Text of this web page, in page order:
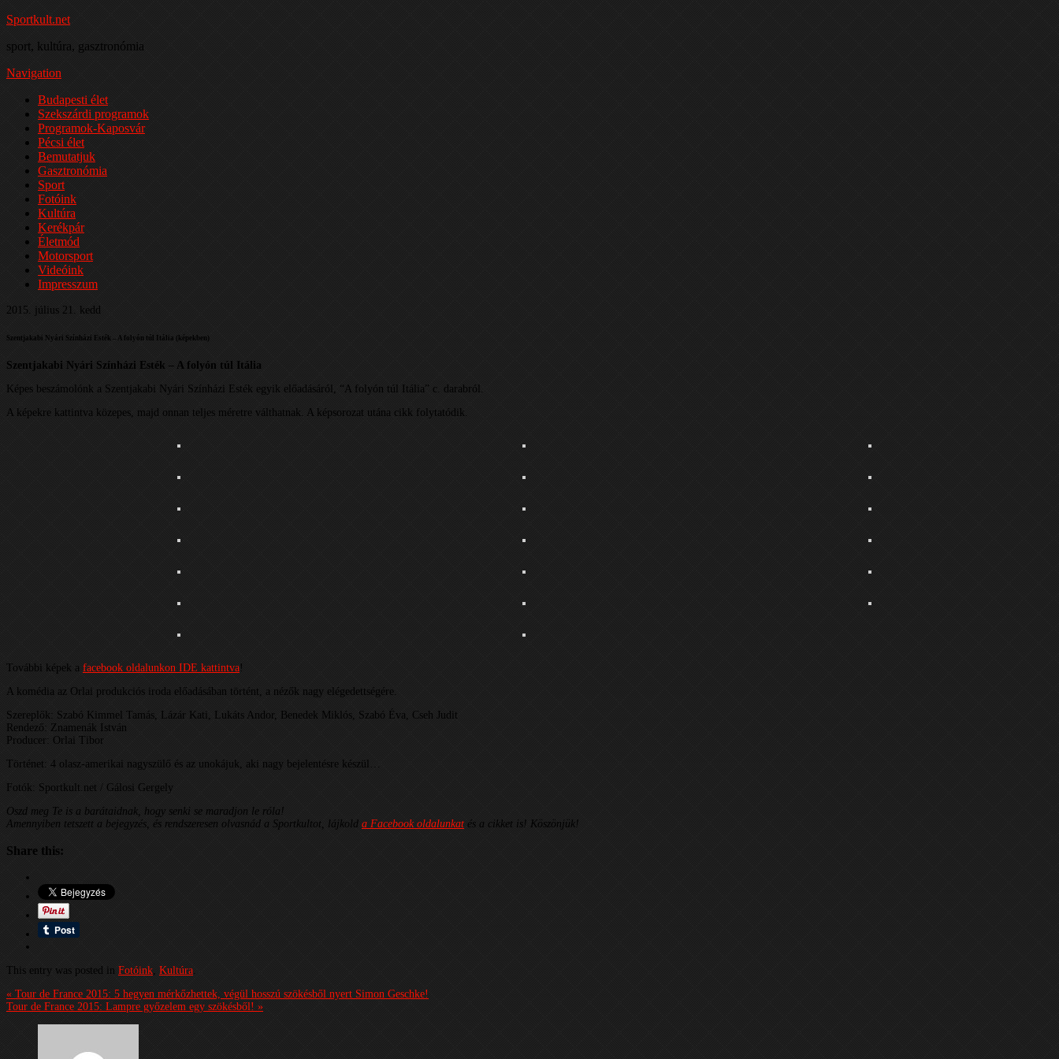
Sportkult.net
sport, kultúra, gasztronómia
Navigation
Budapesti élet
Szekszárdi programok
Programok-Kaposvár
Pécsi élet
Bemutatjuk
Gasztronómia
Sport
Fotóink
Kultúra
Kerékpár
Életmód
Motorsport
Videóink
Impresszum
2015. július 21. kedd
Szentjakabi Nyári Színházi Esték – A folyón túl Itália (képekben)
Szentjakabi Nyári Színházi Esték – A folyón túl Itália
Képes beszámolónk a Szentjakabi Nyári Színházi Esték egyik előadásáról, “A folyón túl Itália” c. darabról.
A képekre kattintva közepes, majd onnan teljes méretre válthatnak. A képsorozat utána cikk folytatódik.
További képek a facebook oldalunkon IDE kattintva!
A komédia az Orlai produkciós iroda előadásában történt, a nézők nagy elégedettségére.
Szereplők: Szabó Kimmel Tamás, Lázár Kati, Lukáts Andor, Benedek Miklós, Szabó Éva, Cseh Judit
Rendező: Znamenák István
Producer: Orlai Tibor
Történet: 4 olasz-amerikai nagyszülő és az unokájuk, aki nagy bejelentésre készül…
Fotók: Sportkult.net / Gálosi Gergely
Oszd meg Te is a barátaidnak, hogy senki se maradjon le róla!
Amennyiben tetszett a bejegyzés, és rendszeresen olvasnád a Sportkultot, lájkold a Facebook oldalunkat és a cikket is! Köszönjük!
Share this:
This entry was posted in Fotóink, Kultúra.
« Tour de France 2015: 5 hegyen mérkőzhettek, végül hosszú szökésből nyert Simon Geschke!
Tour de France 2015: Lampre győzelem egy szökésből! »